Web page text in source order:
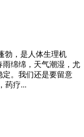
勃，是人体生理机
绵绵，天气潮湿，尤
定。我们还是要留意
药疗...